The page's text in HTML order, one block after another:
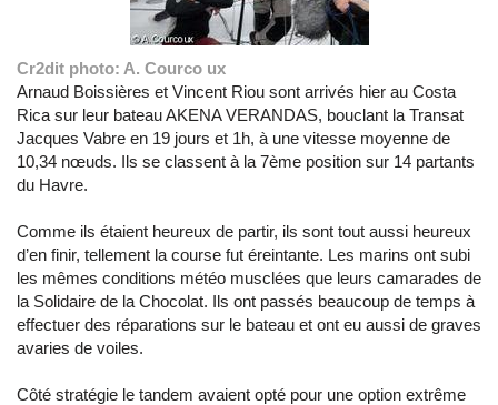
Cr2dit photo: A. Courco ux
Arnaud Boissières et Vincent Riou sont arrivés hier au Costa
Rica sur leur bateau AKENA VERANDAS, bouclant la Transat
Jacques Vabre en 19 jours et 1h, à une vitesse moyenne de
10,34 nœuds. Ils se classent à la 7ème position sur 14 partants
du Havre.
Comme ils étaient heureux de partir, ils sont tout aussi heureux
d’en finir, tellement la course fut éreintante. Les marins ont subi
les mêmes conditions météo musclées que leurs camarades de
la Solidaire de la Chocolat. Ils ont passés beaucoup de temps à
effectuer des réparations sur le bateau et ont eu aussi de graves
avaries de voiles.
Côté stratégie le tandem avaient opté pour une option extrême